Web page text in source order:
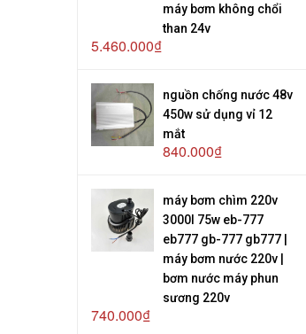
máy bơm không chổi
than 24v
5.460.000₫
nguồn chống nước 48v
450w sử dụng vỉ 12
mắt
840.000₫
máy bơm chìm 220v
3000l 75w eb-777
eb777 gb-777 gb777 |
máy bơm nước 220v |
bơm nước máy phun
sương 220v
740.000₫